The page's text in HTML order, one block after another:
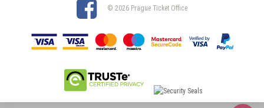
© 2026 Prague Ticket Office